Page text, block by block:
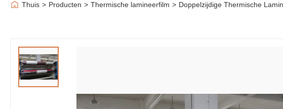
Thuis > Producten > Thermische lamineerfilm > Doppelzijdige Thermische